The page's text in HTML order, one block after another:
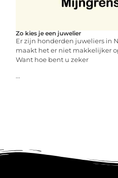
Zo kies je een juwelier
Er zijn honderden juweliers in
maakt het er niet makkelijker
Want hoe bent u zeker
...